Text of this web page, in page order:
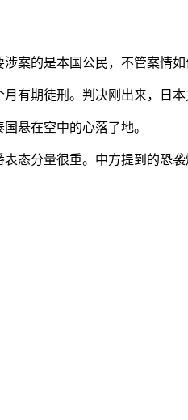
案的是本国公民，不管案情
有期徒刑。判决刚出来，日
悬在空中的心落了地。
态分量很重。中方提到的恐